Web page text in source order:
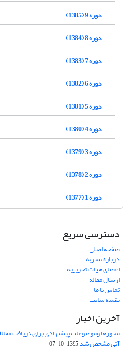
دوره 9 (1385)
دوره 8 (1384)
دوره 7 (1383)
دوره 6 (1382)
دوره 5 (1381)
دوره 4 (1380)
دوره 3 (1379)
دوره 2 (1378)
دوره 1 (1377)
دسترسی سریع
صفحه اصلی
درباره نشریه
اعضای هیات تحریریه
ارسال مقاله
تماس با ما
نقشه سایت
آخرین اخبار
محورها وموضوعات پیشنهادی برای دریافت
آتی مشخص شد1395-10-07